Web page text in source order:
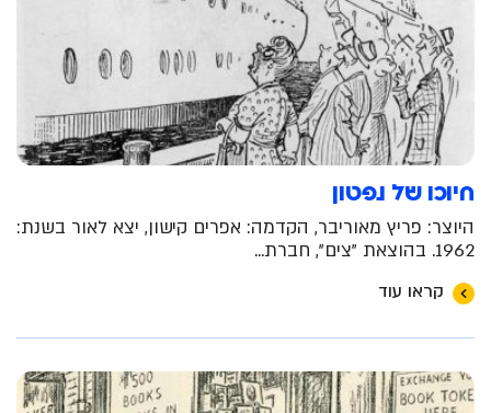
חיוכו של נפטון
היוצר: פריץ מאוריבר, הקדמה: אפרים קישון, יצא לאור בשנת:
1962. בהוצאת "צים", חברת...
קראו עוד